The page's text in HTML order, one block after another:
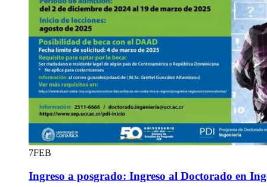
7FEB
Ingreso a posgrado: Ingreso al Doctorado en